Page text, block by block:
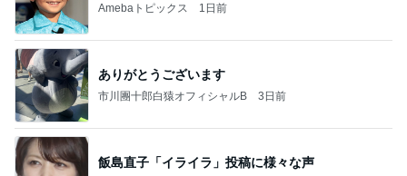
Amebaトピックス 1日前
ありがとうございます
市川團十郎白猿オフィシャルB 3日前
飯島直子「イライラ」投稿に様々な声